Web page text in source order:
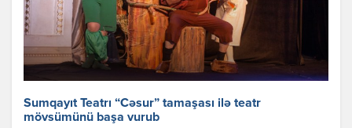
Sumqayıt Teatrı “Cəsur” tamaşası ilə teatr
mövsümünü başa vurub